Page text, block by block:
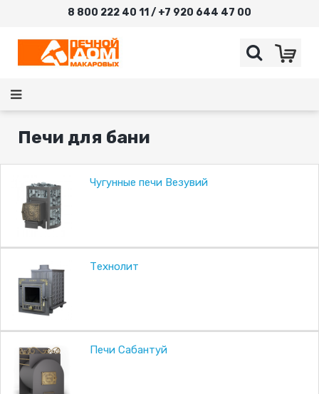
8 800 222 40 11 / +7 920 644 47 00
Печи для бани
Чугунные печи Везувий
Технолит
Печи Сабантуй